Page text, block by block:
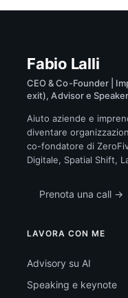
Fabio Lalli
CEO & Co-Founder |
exit), Advisor e
Aiuto aziende e
diventare
co-fondatore di
Digitale, Spatial Shift,
Prenota una call →
LAVORA CON ME
Advisory su AI
Speaking e keynote